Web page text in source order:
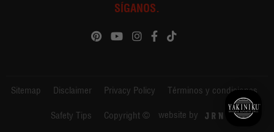
SÍGANOS.
Sitemap Disclaimer Privacy Policy Términos y condiciones
Safety Tips Copyright © website by